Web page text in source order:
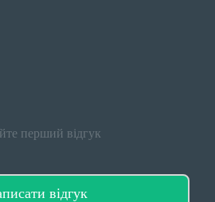
перший відгук
відгук